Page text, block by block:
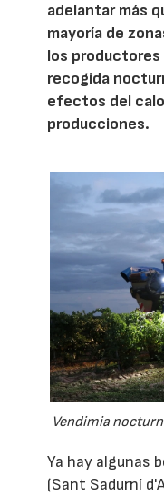
adelantar más
mayoría de
los productores
recogida
efectos del
producciones.
Vendimia
Ya hay algunas
(Sant Sadurní